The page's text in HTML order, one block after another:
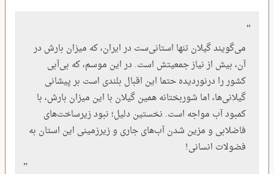
می‌گویند گیلان تنها استانی‌ست در ایران، که میزان بارش در
آن، بیش از نیاز جمعیتش است. در این موسم، که بی‌آبی
کشور را درنوردیده حتما این اقبال بلندی است بر پیشانی
گیلانی‌ها، اما شوربختانه همین گیلان با این میزان بارش، با
کمبود آب مواجه است. نخستین دلیل؛ نبود زیرساخت‌های
فاضلابی و مزین شدن آب‌های جاری و زیرزمینی این استان به
فضولات انسانی!